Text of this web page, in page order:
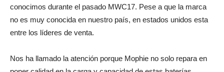
conocimos durante el pasado MWC17. Pese a que la marca
no es muy conocida en nuestro país, en estados unidos esta
entre los líderes de venta.
Nos ha llamado la atención porque Mophie no solo repara en